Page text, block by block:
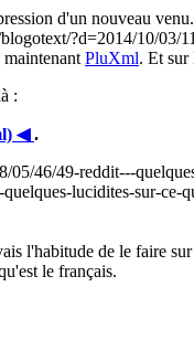
d'un nouveau
?d=2014/10/
PluXml. Et sur
:
◀.
46/49-reddit---
lucidites-sur-
l'habitude de le faire
le français.